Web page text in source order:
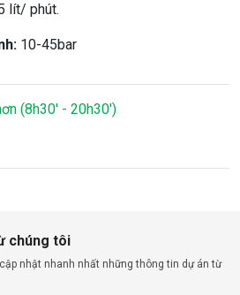
lít/ phút.
10-45bar
(8h30' - 20h30')
chúng tôi
nhật nhanh nhất những thông tin dự án từ